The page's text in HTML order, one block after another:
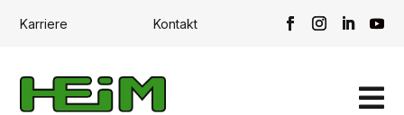
Karriere Kontakt
